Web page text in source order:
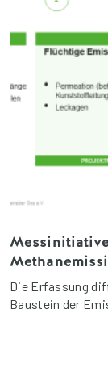
Die Erfassung
Baustein der